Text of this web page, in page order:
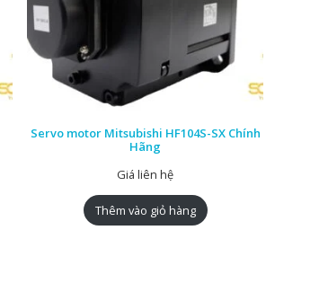
Servo motor Mitsubishi HF104S-SX Chính
Hãng
Giá liên hệ
Thêm vào giỏ hàng